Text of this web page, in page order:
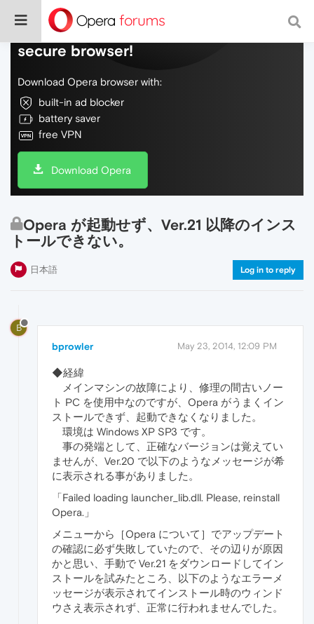
Do more on the web, with a fast and
secure browser!
Download Opera browser with:
built-in ad blocker
battery saver
free VPN
Download Opera
Opera が起動せず、Ver.21 以降のインス
トールできない。
日本語 Log in to reply
B
bprowler May 23, 2014, 12:09 PM
◆経緯
メインマシンの故障により、修理の間古いノー
ト PC を使用中なのですが、Opera がうまくイン
ストールできず、起動できなくなりました。
環境は Windows XP SP3 です。
事の発端として、正確なバージョンは覚えてい
ませんが、Ver.20 で以下のようなメッセージが希
に表示される事がありました。
「Failed loading launcher_lib.dll. Please, reinstall
Opera.」
メニューから［Opera について］でアップデート
の確認に必ず失敗していたので、その辺りが原因
かと思い、手動で Ver.21 をダウンロードしてイン
ストールを試みたところ、以下のようなエラーメ
ッセージが表示されてインストール時のウィンド
ウさえ表示されず、正常に行われませんでした。